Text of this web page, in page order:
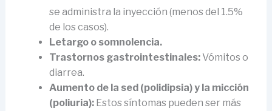
se administra la inyección (menos del 1.5%
de los casos).
Letargo o somnolencia.
Trastornos gastrointestinales:Vómitos o
diarrea.
Aumento de la sed (polidipsia) y la micción
(poliuria):Estos síntomas pueden ser más